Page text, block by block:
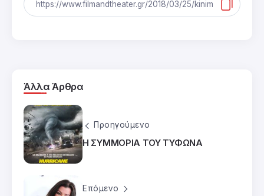
Άλλα Άρθρα
Προηγούμενο
Η ΣΥΜΜΟΡΙΑ ΤΟΥ ΤΥΦΩΝΑ
Επόμενο